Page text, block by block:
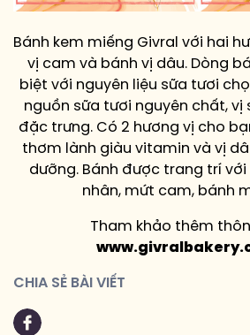
Bánh kem miếng Givral với hai
vị cam và bánh vị dâu. Dòng
biệt với nguyên liệu sữa tươi
nguồn sữa tươi nguyên chất,
đặc trưng. Có 2 hương vị cho
thơm lành giàu vitamin và vị
dưỡng. Bánh được trang trí
nhân, mứt cam, bánh
Tham khảo thêm
CHIA SẺ BÀI VIẾT